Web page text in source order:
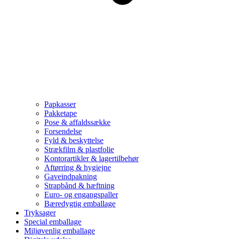
Papkasser
Pakketape
Pose & affaldssække
Forsendelse
Fyld & beskyttelse
Strækfilm & plastfolie
Kontorartikler & lagertilbehør
Aftørring & hygiejne
Gaveindpakning
Strapbånd & hæftning
Euro- og engangspaller
Bæredygtig emballage
Tryksager
Special emballage
Miljøvenlig emballage